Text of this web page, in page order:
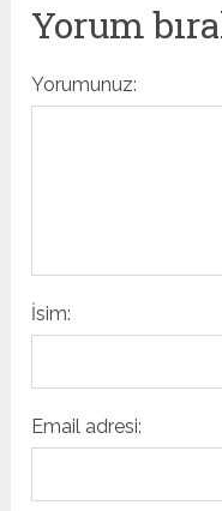
Yorum
Yorumunuz:
İsim:
Email adresi: